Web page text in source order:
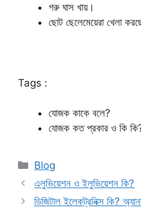
গরু ঘাস খায়।
ছোট ছেলেমেয়েরা খেলা
Tags :
যোজক কাকে বলে?
যোজক কত প্রকার ও কি
Categories
Blog
এলুভিয়েশন ও ইলুভিয়েশন কি?
ডিজিটাল ইলেকট্রনিক্স কি?